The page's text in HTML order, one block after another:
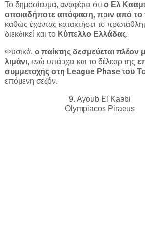
Το δημοσίευμα, αναφέρει ότι ο Ελ
οποιαδήποτε απόφαση, πριν από το
καθώς έχοντας κατακτήσει το
διεκδικεί και το Κύπελλο Ελλάδας.
Φυσικά, ο παίκτης δεσμεύεται πλέον
λιμάνι, ενώ υπάρχει και το δέλεαρ της
συμμετοχής στη League Phase του
επόμενη σεζόν.
9. Ayoub El Kaabi
Olympiacos Piraeus